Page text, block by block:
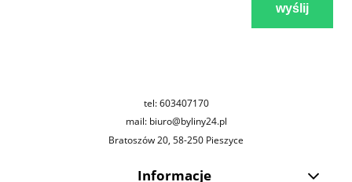
wyślij
tel: 603407170
mail: biuro@byliny24.pl
Bratoszów 20, 58-250 Pieszyce
Informacje